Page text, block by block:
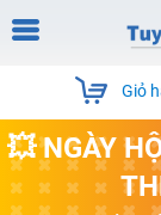
Giỏ
💥 NGÀY